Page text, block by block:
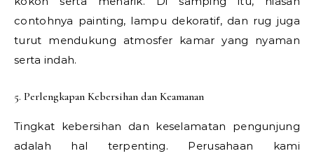
contohnya painting, lampu dekoratif, dan rug juga
turut mendukung atmosfer kamar yang nyaman
serta indah.
5. Perlengkapan Kebersihan dan Keamanan
Tingkat kebersihan dan keselamatan pengunjung
adalah hal terpenting. Perusahaan kami